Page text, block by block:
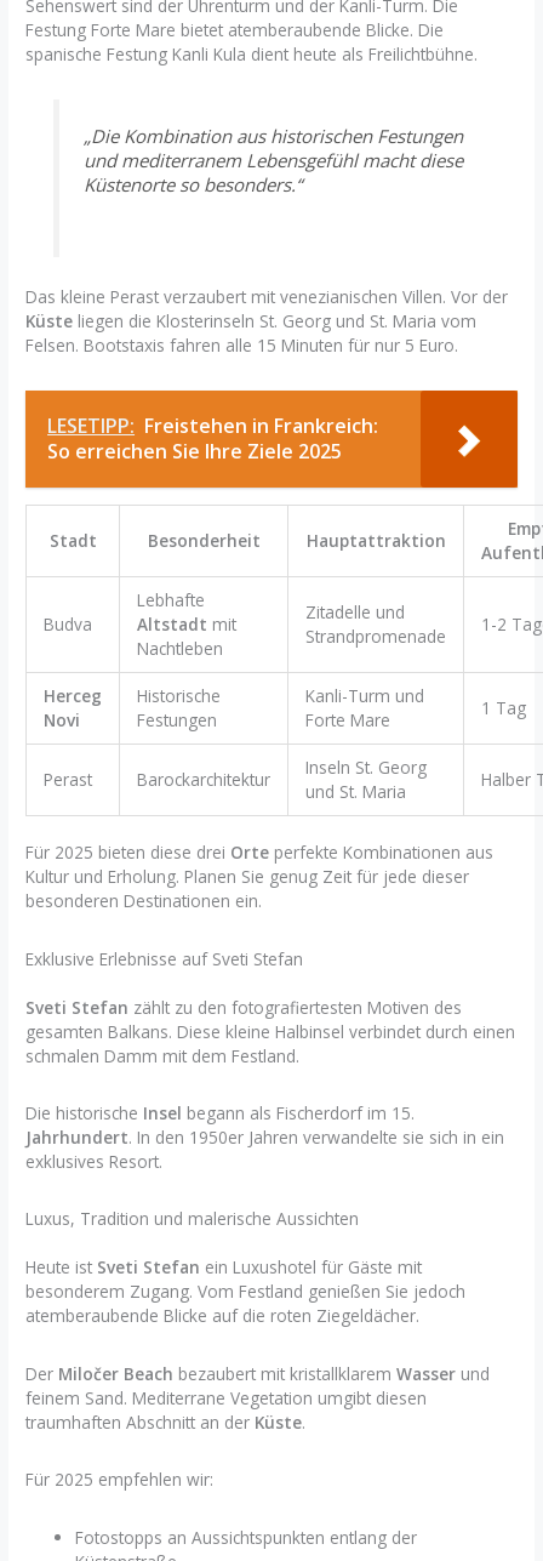
Sehenswert sind der Uhrenturm und der Kanli-Turm. Die
Festung Forte Mare bietet atemberaubende Blicke. Die
spanische Festung Kanli Kula dient heute als Freilichtbühne.
„Die Kombination aus historischen Festungen
und mediterranem Lebensgefühl macht diese
Küstenorte so besonders.“
Das kleine Perast verzaubert mit venezianischen Villen. Vor der
Küste liegen die Klosterinseln St. Georg und St. Maria vom
Felsen. Bootstaxis fahren alle 15 Minuten für nur 5 Euro.
LESETIPP: Freistehen in Frankreich:
So erreichen Sie Ihre Ziele 2025
Stadt Besonderheit Hauptattraktion
Budva
Lebhafte
Altstadt mit
Nachtleben
Zitadelle und
Strandpromenade
1-2
Herceg
Novi
Historische
Festungen
Kanli-Turm und
Forte Mare
1 Tag
Perast Barockarchitektur
Inseln St. Georg
und St. Maria
Halber
Für 2025 bieten diese drei Orte perfekte Kombinationen aus
Kultur und Erholung. Planen Sie genug Zeit für jede dieser
besonderen Destinationen ein.
Exklusive Erlebnisse auf Sveti Stefan
Sveti Stefan zählt zu den fotografiertesten Motiven des
gesamten Balkans. Diese kleine Halbinsel verbindet durch einen
schmalen Damm mit dem Festland.
Die historische Insel begann als Fischerdorf im 15.
Jahrhundert. In den 1950er Jahren verwandelte sie sich in ein
exklusives Resort.
Luxus, Tradition und malerische Aussichten
Heute ist Sveti Stefan ein Luxushotel für Gäste mit
besonderem Zugang. Vom Festland genießen Sie jedoch
atemberaubende Blicke auf die roten Ziegeldächer.
Der Miločer Beach bezaubert mit kristallklaremWasser und
feinem Sand. Mediterrane Vegetation umgibt diesen
traumhaften Abschnitt an der Küste.
Für 2025 empfehlen wir:
Fotostopps an Aussichtspunkten entlang der